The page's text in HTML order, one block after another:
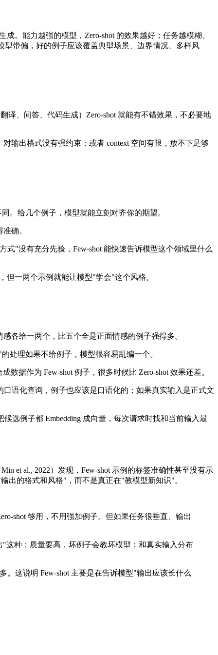
。能力越强的模型，Zero-shot 的效果越好；任务越模糊、
型带偏，好的例子应该覆盖典型场景、边界情况、多样风
译、问答、代码生成）Zero-shot 就能有不错效果，不必要地
输出格式没有强约束；或者 context 空间有限，放不下足够
给几个例子，模型就能立刻对齐你的期望。
确。
"没有充分先验，Few-shot 能快速告诉模型这个领域里什么
但一两个示例就能让模型"学会"这个风格。
各给一两个，比五个全是正面情感的例子强得多。
处理如果不给例子，模型很容易乱编一个。
据作为 Few-shot 例子，很多时候比 Zero-shot 效果还差。
语化查询，例子也应该是口语化的；如果真实输入是正式文
选例子都 Embedding 成向量，每次请求时找和当前输入最
et al., 2022）发现，Few-shot 示例的标签准确性甚至没有示
出的格式和风格"，而不是真正在"教模型新知识"。
shot 够用，不用强加例子。但如果任务很垂直、输出
这种；质量要高，坏例子会教坏模型；和真实输入分布
这说明 Few-shot 主要是在告诉模型"输出应该长什么